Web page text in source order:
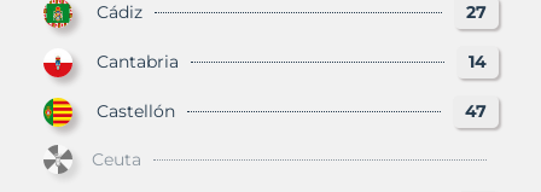
Cádiz 27
Cantabria 14
Castellón 47
Ceuta